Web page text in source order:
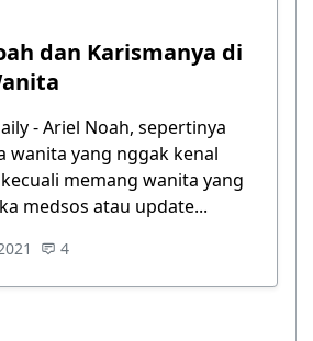
dan Karismanya di
- Ariel Noah, sepertinya
wanita yang nggak kenal
memang wanita yang
medsos atau update...
4